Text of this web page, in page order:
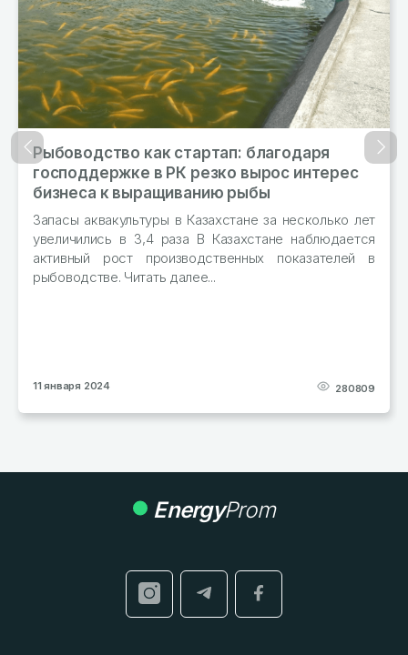
Рыбоводство как стартап: благодаря
господдержке в РК резко вырос интерес
бизнеса к выращиванию рыбы
Запасы аквакультуры в Казахстане за несколько лет
увеличились в 3,4 раза В Казахстане наблюдается
активный рост производственных показателей в
рыбоводстве. Читать далее...
11 января 2024 280809
Назад
EnergyProm